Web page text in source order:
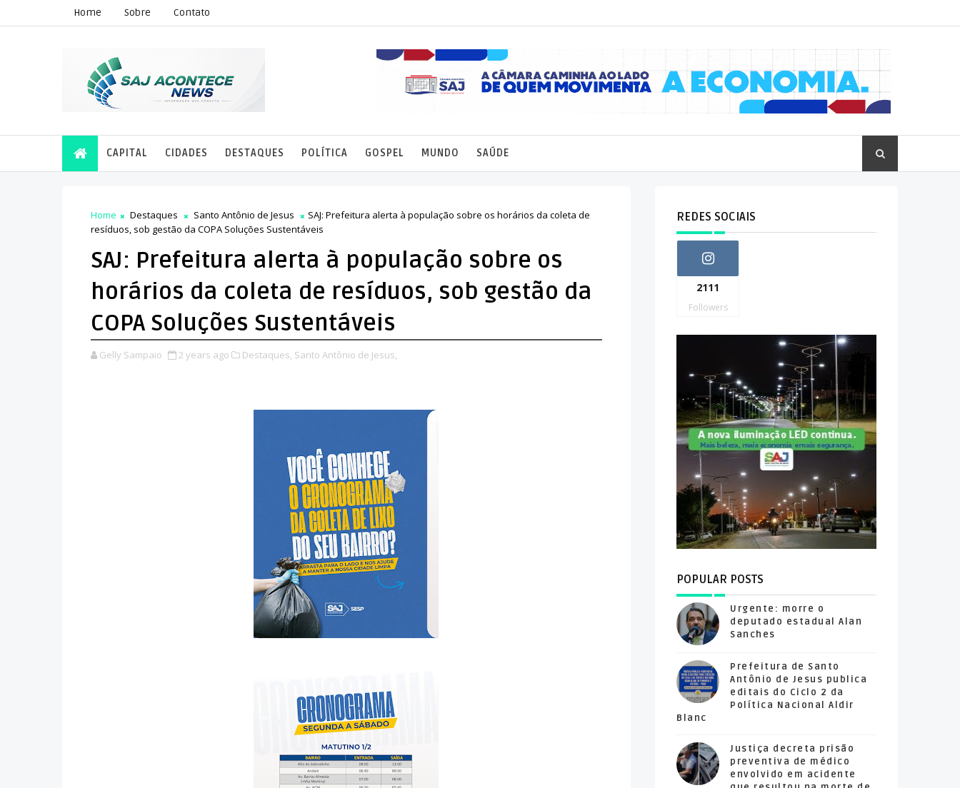
Home Sobre Contato
CAPITAL CIDADES DESTAQUES POLÍTICA GOSPEL MUNDO SAÚDE
Home Destaques Santo Antônio de Jesus
SAJ: Prefeitura alerta à população sobre os horários da coleta de
resíduos, sob gestão da COPA Soluções Sustentáveis
SAJ: Prefeitura alerta à população sobre os
horários da coleta de resíduos, sob gestão da
COPA Soluções Sustentáveis
Gelly Sampaio 2 years ago Destaques, Santo Antônio de Jesus,
REDES SOCIAIS
2111
Followers
POPULAR POSTS
Urgente: morre o
deputado estadual Alan
Sanches
Prefeitura de Santo
Antônio de Jesus publica
editais do Ciclo 2 da
Política Nacional Aldir
Blanc
Justiça decreta prisão
preventiva de médico
envolvido em acidente